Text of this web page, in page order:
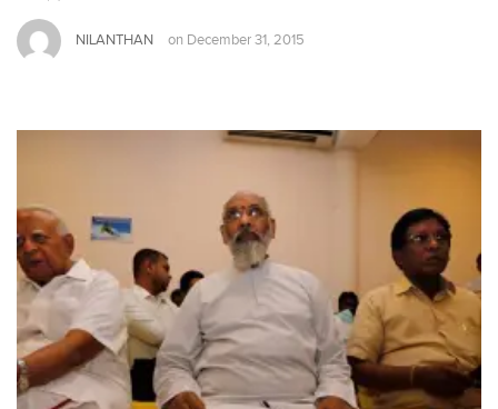
NILANTHAN on December 31, 2015